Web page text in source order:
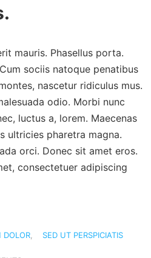
mauris. Phasellus porta.
sociis natoque penatibus
nascetur ridiculus mus.
odio. Morbi nunc
luctus a, lorem. Maecenas
ultricies pharetra magna.
orci. Donec sit amet eros.
consectetuer adipiscing
DOLOR
SED UT PERSPICIATIS